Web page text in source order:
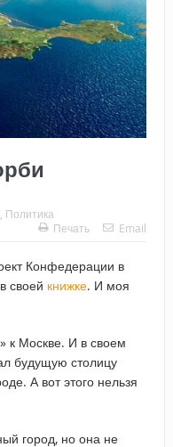
Политика
Печать
Email
Конфедерации в
своей книжке. И моя
к Москве. И в своем
будущую столицу
А вот этого нельзя
город, но она не